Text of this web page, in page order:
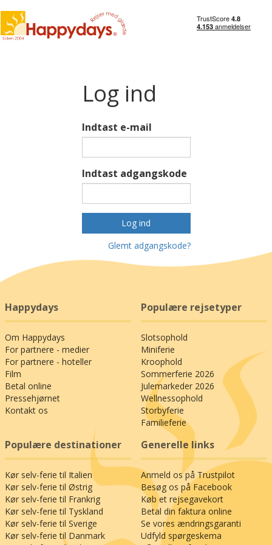
Log ind
Indtast e-mail
Indtast adgangskode
Log ind
Glemt adgangskode?
Happydays
Om Happydays
For partnere - medier
For partnere - hoteller
Film
Betal online
Pressehjørnet
Kontakt os
Populære rejsetyper
Slotsophold
Miniferie
Kroophold
Sommerferie 2026
Julemarkeder 2026
Wellnessophold
Storbyferie
Familieferie
Populære destinationer
Kør selv-ferie til Italien
Kør selv-ferie til Østrig
Kør selv-ferie til Frankrig
Kør selv-ferie til Tyskland
Kør selv-ferie til Sverige
Kør selv-ferie til Danmark
Generelle links
Anmeld os på Trustpilot
Besøg os på Facebook
Køb et rejsegavekort
Betal din faktura online
Se vores ændringsgaranti
Udfyld spørgeskema